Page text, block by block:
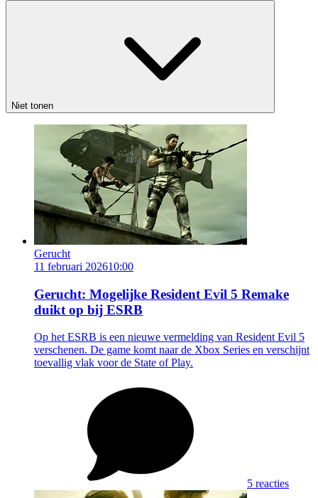
Niet tonen
Gerucht
11 februari 202610:00
Gerucht: Mogelijke Resident Evil 5 Remake
duikt op bij ESRB
Op het ESRB is een nieuwe vermelding van Resident Evil 5
verschenen. De game komt naar de Xbox Series en verschijnt
toevallig vlak voor de State of Play.
5 reacties